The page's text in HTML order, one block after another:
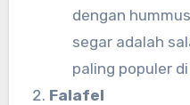
dengan
segar adalah
paling populer
Falafel